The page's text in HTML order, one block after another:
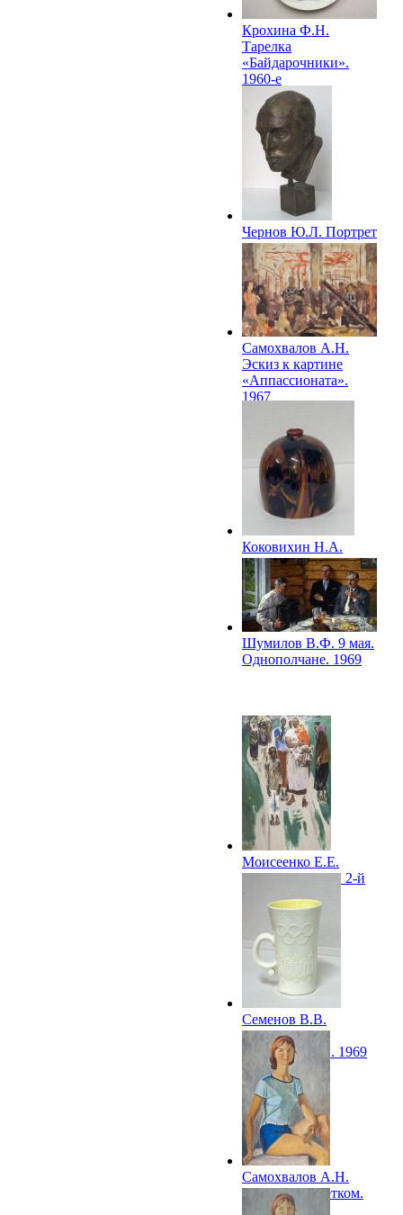
Крохина Ф.Н.
Тарелка
«Байдарочники».
1960-е
Чернов Ю.Л. Портрет
тренера А.И.
Чернышева. 1965
Самохвалов А.Н.
Эскиз к картине
«Аппассионата».
1967
Коковихин Н.А.
Декоративная ваза
«Мехико». 1968
Шумилов В.Ф. 9 мая.
Однополчане. 1969
Моисеенко Е.Е.
Матери, сестры: 2-й
вариант. 1969
Семенов В.В.
Кружка
«Спортивная». 1969
Самохвалов А.Н.
Девушка с цветком.